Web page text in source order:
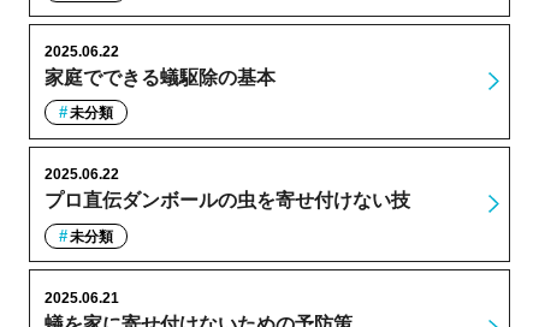
家庭でできる蟻駆除の基本
2025.06.22
未分類
プロ直伝ダンボールの虫を寄せ付けない技
2025.06.22
未分類
2025.06.21